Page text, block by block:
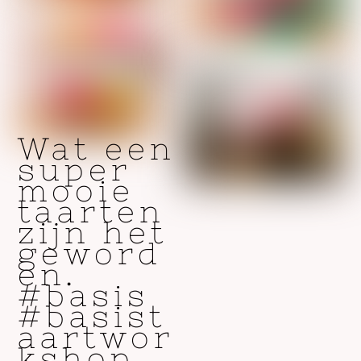
Wat een
super
mooie
taarten
zijn het
geword
en.
#basis
#basist
aartwor